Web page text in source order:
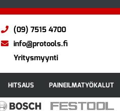
(09) 7515 4700
info@protools.fi
Yritysmyynti
HITSAUS PAINEILMATYÖKALUT